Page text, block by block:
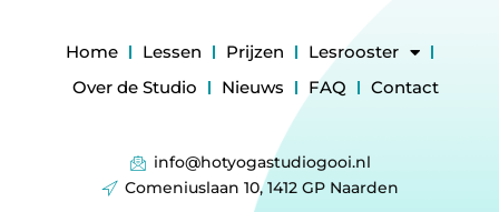
Home Lessen Prijzen
Lesrooster
Over de Studio
Nieuws FAQ Contact
info@hotyogastudiogooi.nl
Comeniuslaan 10, 1412 GP Naarden